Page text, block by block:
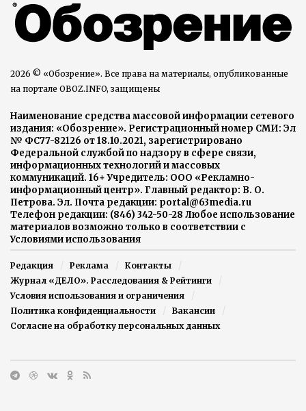
2026 © «Обозрение». Все права на материалы, опубликованные
на портале OBOZ.INFO, защищены
Наименование средства массовой информации сетевого
издания: «Обозрение». Регистрационный номер СМИ: Эл
№ ФС77-82126 от 18.10.2021, зарегистрировано
Федеральной службой по надзору в сфере связи,
информационных технологий и массовых
коммуникаций. 16+ Учредитель: ООО «Рекламно-
информационный центр». Главный редактор: В. О.
Петрова. Эл. Почта редакции: portal@63media.ru
Телефон редакции: (846) 342-50-28 Любое использование
материалов возможно только в соответствии с
Условиями использования
Редакция Реклама
Контакты
Журнал «ДЕЛО». Расследования & Рейтинги
Условия использования и ограничения
Политика конфиденциальности
Вакансии
Согласие на обработку персональных данных